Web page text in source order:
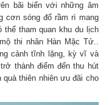
bãi biển với những âm
cơn sóng đổ rầm rì mang
thể tham quan khu du lịch
thi nhân Hàn Mặc Tử..
cảnh tĩnh lặng, kỳ vĩ và
thành điểm đến thu hút
thiên nhiên ưu đãi cho